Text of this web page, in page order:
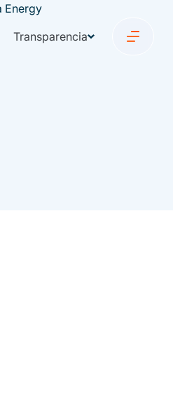
Transparencia